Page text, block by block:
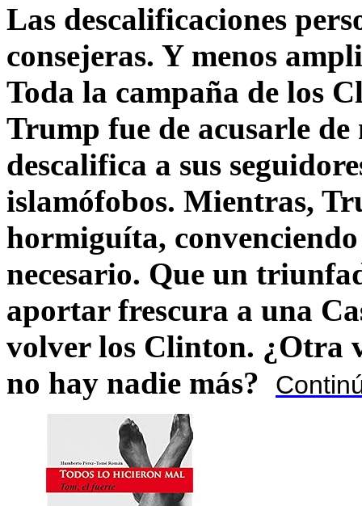
Las descalificaciones
consejeras. Y menos
Toda la campaña de los
Trump fue de acusarle
descalifica a sus
islamófobos. Mientras,
hormiguíta,
necesario. Que un
aportar frescura a una
volver los Clinton. ¿Otra
no hay nadie más?